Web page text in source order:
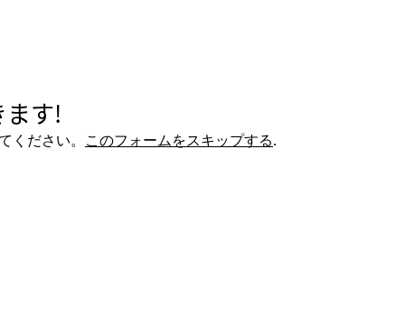
す!
ださい。 このフォームをスキップする.